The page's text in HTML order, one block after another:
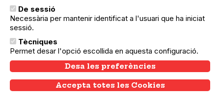
El Quèdequè no es fa responsable de les activitats
programades; en són responsables els col·lectius
organitzadors.
© Quedequè, 2025
De sessió
Necessària per mantenir identificat a l'usuari que ha iniciat
sessió.
Tècniques
Permet desar l'opció escollida en aquesta configuració.
Desa les preferències
Accepta totes les Cookies
Withdraw consent